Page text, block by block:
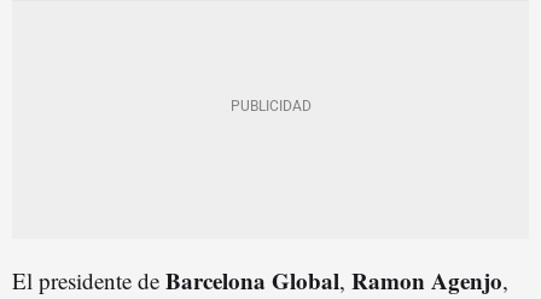
El presidente de Barcelona Global, Ramon Agenjo,